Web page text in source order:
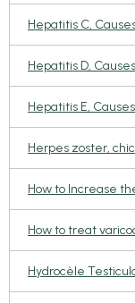
Hepatitis C,
Hepatitis D,
Hepatitis E,
Herpes zoster,
How to Increase
How to treat
Hydrocèle